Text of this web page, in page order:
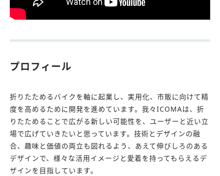
プロフィール
折りたためるバイクを軸に起業し、実用化、市販に向けて精
度を高めるために開発を進めています。我々ICOMAは、折
りたためることで広がる新しい可能性を、ユーザーと近い立
場で広げていきたいと思っています。技術とデザインの融
合、趣味と価値の両立も図れるよう、あえて伸びしろのある
デザインで、様々な活用イメージと愛着を持ってもらえるデ
ザインを目指しています。